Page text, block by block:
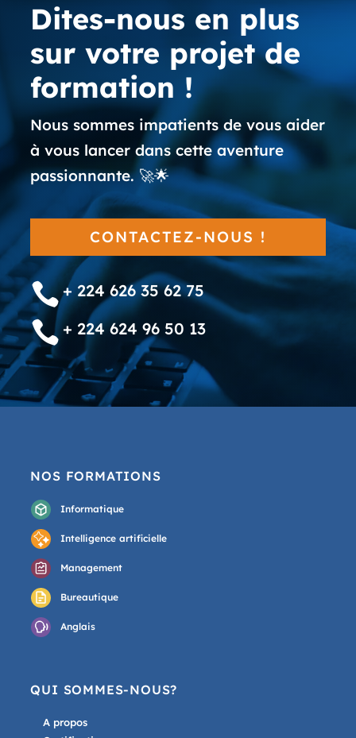
Dites-nous en plus
sur votre projet de
formation !
Nous sommes impatients de vous aider
à vous lancer dans cette aventure
passionnante. 🚀🌟
CONTACTEZ-NOUS !
+ 224 626 35 62 75
 + 224 624 96 50 13
NOS FORMATIONS
Informatique
Intelligence artificielle
Management
Bureautique
Anglais
QUI SOMMES-NOUS?
A propos